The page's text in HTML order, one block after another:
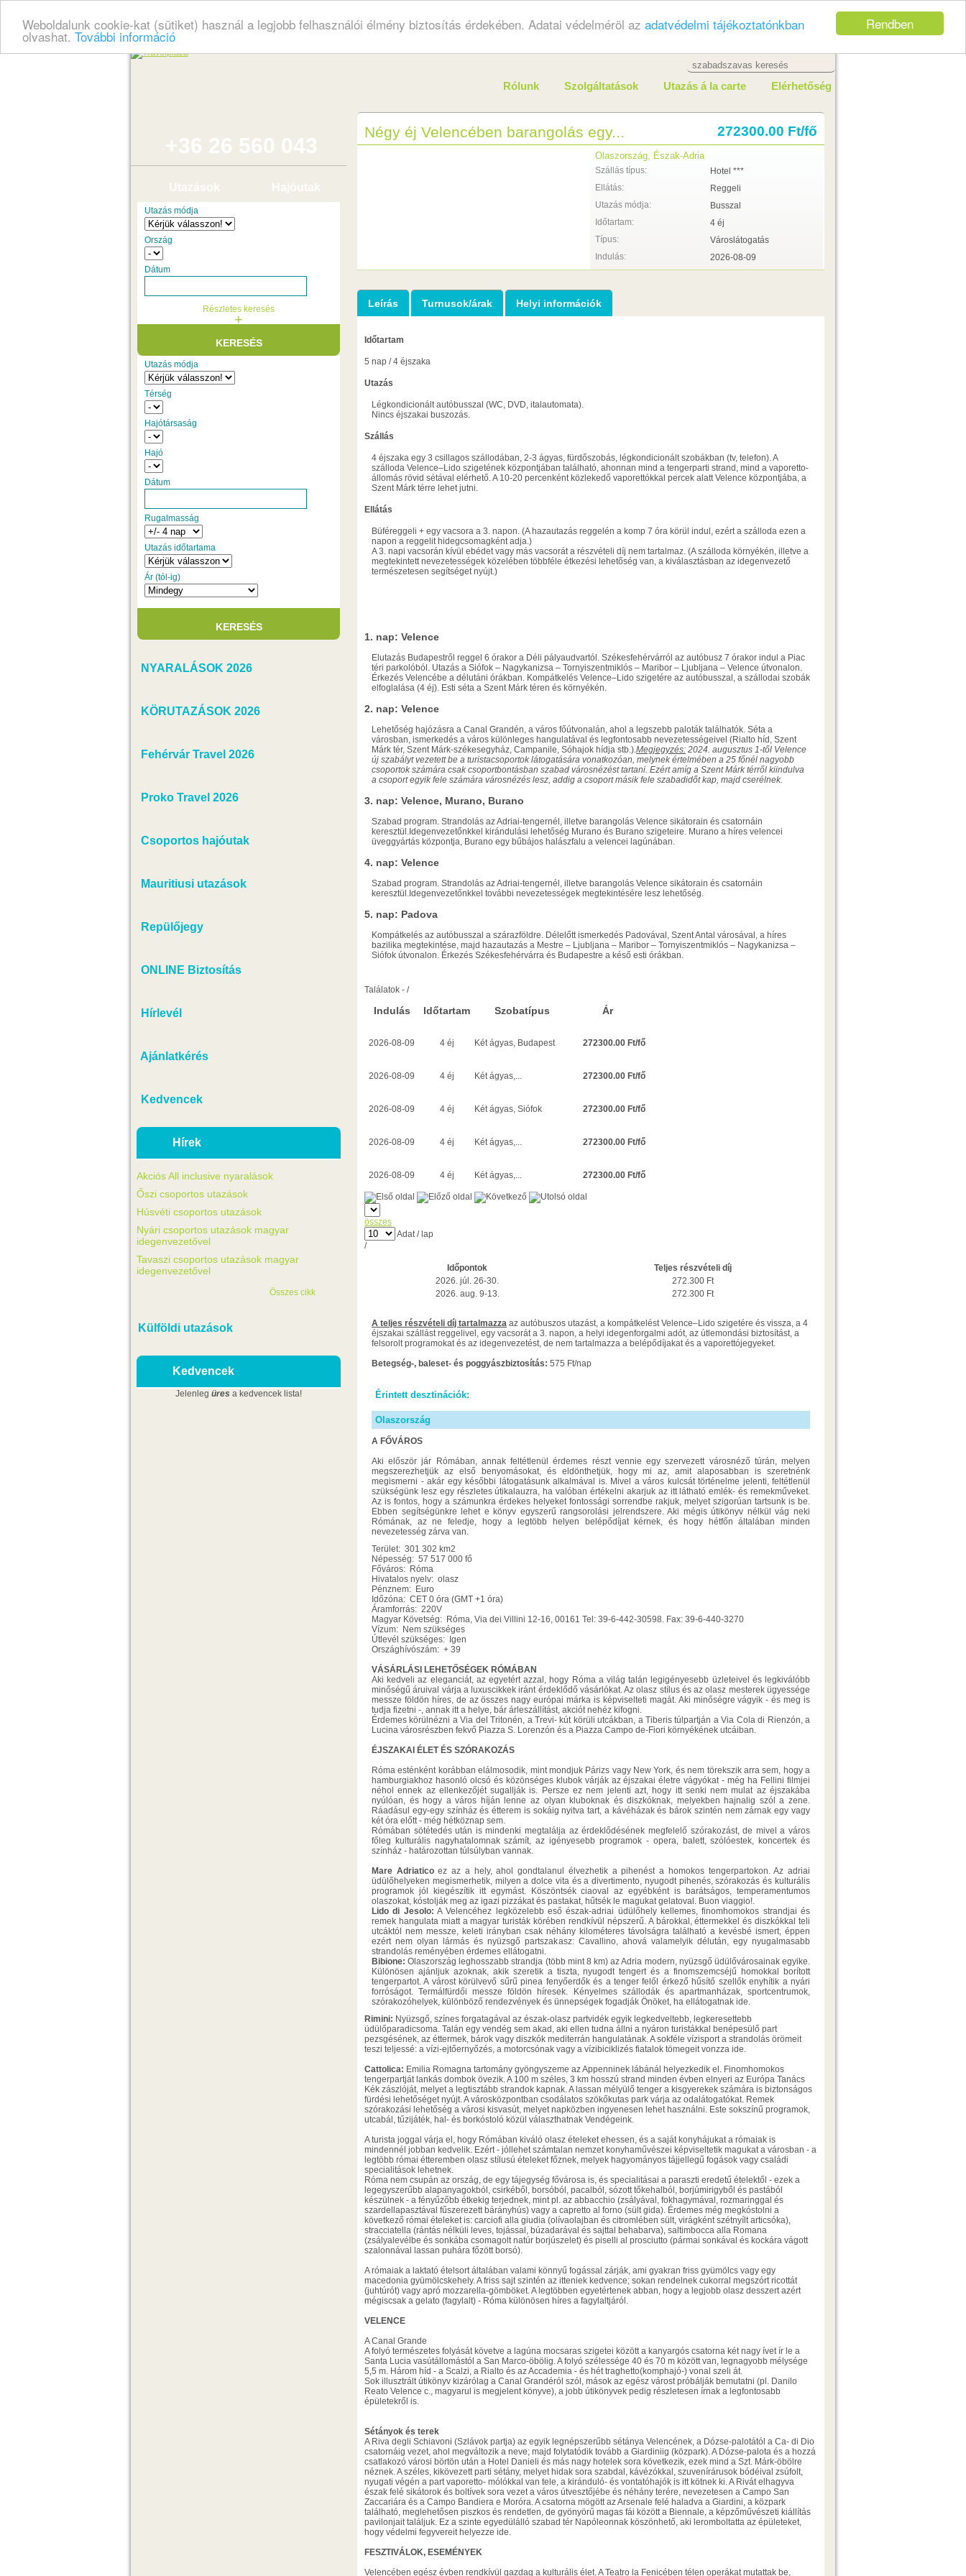
Rendben
Weboldalunk cookie-kat (sütiket) használ a legjobb felhasználói élmény biztosítás érdekében. Adatai védelméröl az adatvédelmi tájékoztatónkban
olvashat. További információ
Rólunk Szolgáltatások Utazás á la carte Elérhetőség
+36 26 560 043
Utazások Hajóutak
Utazás módja
Ország
Dátum
Részletes keresés
+
Utazás módja
Térség
Hajótársaság
Hajó
Dátum
Rugalmasság
Utazás időtartama
Ár (tól-ig)
NYARALÁSOK 2026
KÖRUTAZÁSOK 2026
Fehérvár Travel 2026
Proko Travel 2026
Csoportos hajóutak
Mauritiusi utazások
Repülőjegy
ONLINE Biztosítás
Hírlevél
Ajánlatkérés
Kedvencek
Hírek
Akciós All inclusive nyaralások
Őszi csoportos utazások
Húsvéti csoportos utazások
Nyári csoportos utazások magyar
idegenvezetővel
Tavaszi csoportos utazások magyar
idegenvezetővel
Összes cikk
Külföldi utazások
Kedvencek
Jelenleg üres a kedvencek lista!
Négy éj Velencében barangolás egy... 272300.00 Ft/fő
Olaszország, Észak-Adria
Szállás típus:
Hotel ***
Ellátás:
Reggeli
Utazás módja:
Busszal
Időtartam:
4 éj
Típus:
Városlátogatás
Indulás:
2026-08-09
Leírás Turnusok/árak Helyi információk
Időtartam
5 nap / 4 éjszaka
Utazás
Légkondicionált autóbusszal (WC, DVD, italautomata).
Nincs éjszakai buszozás.
Szállás
4 éjszaka egy 3 csillagos szállodában, 2-3 ágyas, fürdőszobás, légkondicionált szobákban (tv, telefon). A
szálloda Velence–Lido szigetének központjában található, ahonnan mind a tengerparti strand, mind a vaporetto-
állomás rövid sétával elérhető. A 10-20 percenként közlekedő vaporettókkal percek alatt Velence központjába, a
Szent Márk térre lehet jutni.
Ellátás
Büféreggeli + egy vacsora a 3. napon. (A hazautazás reggelén a komp 7 óra körül indul, ezért a szálloda ezen a
napon a reggelit hidegcsomagként adja.)
A 3. napi vacsorán kívül ebédet vagy más vacsorát a részvételi díj nem tartalmaz. (A szálloda környékén, illetve a
megtekintett nevezetességek közelében többféle étkezési lehetőség van, a kiválasztásban az idegenvezető
természetesen segítséget nyújt.)
1. nap: Velence
Elutazás Budapestről reggel 6 órakor a Déli pályaudvartól. Székesfehérvárról az autóbusz 7 órakor indul a Piac
téri parkolóból. Utazás a Siófok – Nagykanizsa – Tornyiszentmiklós – Maribor – Ljubljana – Velence útvonalon.
Érkezés Velencébe a délutáni órákban. Kompátkelés Velence–Lido szigetére az autóbusszal, a szállodai szobák
elfoglalása (4 éj). Esti séta a Szent Márk téren és környékén.
2. nap: Velence
Lehetőség hajózásra a Canal Grandén, a város főútvonalán, ahol a legszebb paloták találhatók. Séta a
városban, ismerkedés a város különleges hangulatával és legfontosabb nevezetességeivel (Rialto híd, Szent
Márk tér, Szent Márk-székesegyház, Campanile, Sóhajok hídja stb.). Megjegyzés: 2024. augusztus 1-től Velence
új szabályt vezetett be a turistacsoportok látogatására vonatkozóan, melynek értelmében a 25 főnél nagyobb
csoportok számára csak csoportbontásban szabad városnézést tartani. Ezért amíg a Szent Márk térről kiindulva
a csoport egyik fele számára városnézés lesz, addig a csoport másik fele szabadidőt kap, majd cserélnek.
3. nap: Velence, Murano, Burano
Szabad program. Strandolás az Adriai-tengernél, illetve barangolás Velence sikátorain és csatornáin
keresztül.Idegenvezetőnkkel kirándulási lehetőség Murano és Burano szigeteire. Murano a híres velencei
üveggyártás központja, Burano egy bűbájos halászfalu a velencei lagúnában.
4. nap: Velence
Szabad program. Strandolás az Adriai-tengernél, illetve barangolás Velence sikátorain és csatornáin
keresztül.Idegenvezetőnkkel további nevezetességek megtekintésére lesz lehetőség.
5. nap: Padova
Kompátkelés az autóbusszal a szárazföldre. Délelőtt ismerkedés Padovával, Szent Antal városával, a híres
bazilika megtekintése, majd hazautazás a Mestre – Ljubljana – Maribor – Tornyiszentmiklós – Nagykanizsa –
Siófok útvonalon. Érkezés Székesfehérvárra és Budapestre a késő esti órákban.
Találatok - /
Indulás Időtartam Szobatípus Ár
2026-08-09 4 éj Két ágyas, Budapest 272300.00 Ft/fő
2026-08-09 4 éj Két ágyas,... 272300.00 Ft/fő
2026-08-09 4 éj Két ágyas, Siófok 272300.00 Ft/fő
2026-08-09 4 éj Két ágyas,... 272300.00 Ft/fő
2026-08-09 4 éj Két ágyas,... 272300.00 Ft/fő
összes
Adat / lap
/
Időpontok
Teljes részvételi díj
2026. júl. 26-30.
272.300 Ft
2026. aug. 9-13.
272.300 Ft
A teljes részvételi díj tartalmazza az autóbuszos utazást, a kompátkelést Velence–Lido szigetére és vissza, a 4
éjszakai szállást reggelivel, egy vacsorát a 3. napon, a helyi idegenforgalmi adót, az útlemondási biztosítást, a
felsorolt programokat és az idegenvezetést, de nem tartalmazza a belépődíjakat és a vaporettójegyeket.
Betegség-, baleset- és poggyászbiztosítás: 575 Ft/nap
Érintett desztinációk:
Olaszország
A FŐVÁROS
Aki először jár Rómában, annak feltétlenül érdemes részt vennie egy szervezett városnéző túrán, melyen
megszerezhetjük az első benyomásokat, és eldönthetjük, hogy mi az, amit alaposabban is szeretnénk
megismerni - akár egy későbbi látogatásunk alkalmával is. Mivel a város kulcsát történelme jelenti, feltétlenül
szükségünk lesz egy részletes útikalauzra, ha valóban értékelni akarjuk az itt látható emlék- és remekműveket.
Az is fontos, hogy a számunkra érdekes helyeket fontossági sorrendbe rakjuk, melyet szigorúan tartsunk is be.
Ebben segítségünkre lehet e könyv egyszerű rangsorolási jelrendszere. Aki mégis útikönyv nélkül vág neki
Rómának, az ne feledje, hogy a legtöbb helyen belépődíjat kérnek, és hogy hétfőn általában minden
nevezetesség zárva van.
Terület: 301 302 km2
Népesség: 57 517 000 fő
Főváros: Róma
Hivatalos nyelv: olasz
Pénznem: Euro
Időzóna: CET 0 óra (GMT +1 óra)
Áramforrás: 220V
Magyar Követség: Róma, Via dei Villini 12-16, 00161 Tel: 39-6-442-30598. Fax: 39-6-440-3270
Vízum: Nem szükséges
Útlevél szükséges: Igen
Országhívószám: + 39
VÁSÁRLÁSI LEHETŐSÉGEK RÓMÁBAN
Aki kedveli az eleganciát, az egyetért azzal, hogy Róma a világ talán legigényesebb üzleteivel és legkiválóbb
minőségű áruival várja a luxuscikkek iránt érdeklődő vásárlókat. Az olasz stílus és az olasz mesterek ügyessége
messze földön híres, de az összes nagy európai márka is képviselteti magát. Aki minőségre vágyik - és meg is
tudja fizetni -, annak itt a helye, bár árleszállítást, akciót nehéz kifogni.
Érdemes körülnézni a Via del Tritonén, a Trevi- kút körüli utcákban, a Tiberis túlpartján a Via Cola di Rienzón, a
Lucina városrészben fekvő Piazza S. Lorenzón és a Piazza Campo de-Fiori környékének utcáiban.
ÉJSZAKAI ÉLET ÉS SZÓRAKOZÁS
Róma esténként korábban elálmosodik, mint mondjuk Párizs vagy New York, és nem törekszik arra sem, hogy a
hamburgiakhoz hasonló olcsó és közönséges klubok várják az éjszakai életre vágyókat - még ha Fellini filmjei
néhol ennek az ellenkezőjét sugallják is. Persze ez nem jelenti azt, hogy itt senki nem mulat az éjszakába
nyúlóan, és hogy a város híján lenne az olyan kluboknak és diszkóknak, melyekben hajnalig szól a zene.
Ráadásul egy-egy színház és étterem is sokáig nyitva tart, a kávéházak és bárok szintén nem zárnak egy vagy
két óra előtt - még hétköznap sem.
Rómában sötétedés után is mindenki megtalálja az érdeklődésének megfelelő szórakozást, de mivel a város
főleg kulturális nagyhatalomnak számít, az igényesebb programok - opera, balett, szólóestek, koncertek és
színház - határozottan túlsúlyban vannak.
Mare Adriaticoez az a hely, ahol gondtalanul élvezhetik a pihenést a homokos tengerpartokon. Az adriai
üdülőhelyeken megismerhetik, milyen a dolce vita és a divertimento, nyugodt pihenés, szórakozás és kulturális
programok jól kiegészítik itt egymást. Köszöntsék ciaoval az egyébként is barátságos, temperamentumos
olaszokat, kóstolják meg az igazi pizzákat és pastakat, hűtsék le magukat gelatoval. Buon viaggio!.
Lido di Jesolo: A Velencéhez legközelebb eső észak-adriai üdülőhely kellemes, finomhomokos strandjai és
remek hangulata miatt a magyar turisták körében rendkívül népszerű. A bárokkal, éttermekkel és diszkókkal teli
utcáktól nem messze, keleti irányban csak néhány kilométeres távolságra található a kevésbé ismert, éppen
ezért nem olyan lármás és nyüzsgő partszakasz: Cavallino, ahová valamelyik délután, egy nyugalmasabb
strandolás reményében érdemes ellátogatni.
Bibione: Olaszország leghosszabb strandja (több mint 8 km) az Adria modern, nyüzsgő üdülővárosainak egyike.
Különösen ajánljuk azoknak, akik szeretik a tiszta, nyugodt tengert és a finomszemcséjű homokkal borított
tengerpartot. A várost körülvevő sűrű pinea fenyőerdők és a tenger felől érkező hűsítő szellők enyhítik a nyári
forróságot. Termálfürdői messze földön híresek. Kényelmes szállodák és apartmanházak, sportcentrumok,
szórakozóhelyek, különböző rendezvények és ünnepségek fogadják Önöket, ha ellátogatnak ide.
Rimini: Nyüzsgő, színes forgatagával az észak-olasz partvidék egyik legkedveltebb, legkeresettebb
üdülőparadicsoma. Talán egy vendég sem akad, aki ellen tudna állni a nyáron turistákkal benépesülő part
pezsgésének, az éttermek, bárok vagy diszkók mediterrán hangulatának. A sokféle vízisport a strandolás örömeit
teszi teljessé: a vízi-ejtőernyőzés, a motorcsónak vagy a vízibiciklizés fiatalok tömegeit vonzza ide.
Cattolica: Emilia Romagna tartomány gyöngyszeme az Appenninek lábánál helyezkedik el. Finomhomokos
tengerpartját lankás dombok övezik. A 100 m széles, 3 km hosszú strand minden évben elnyeri az Európa Tanács
Kék zászlóját, melyet a legtisztább strandok kapnak. A lassan mélyülő tenger a kisgyerekek számára is biztonságos
fürdési lehetőséget nyújt. A városközpontban csodálatos szökőkutas park várja az odalátogatókat. Remek
szórakozási lehetőség a városi kisvasút, melyet napközben ingyenesen lehet használni. Este sokszínű programok,
utcabál, tűzijáték, hal- és borkóstoló közül választhatnak Vendégeink.
A turista joggal várja el, hogy Rómában kiváló olasz ételeket ehessen, és a saját konyhájukat a rómaiak is
mindennél jobban kedvelik. Ezért - jóllehet számtalan nemzet konyhaművészei képviseltetik magukat a városban - a
legtöbb római étteremben olasz stílusú ételeket főznek, melyek hagyományos tájjellegű fogások vagy családi
specialitások lehetnek.
Róma nem csupán az ország, de egy tájegység fővárosa is, és specialitásai a paraszti eredetű ételektől - ezek a
legegyszerűbb alapanyagokból, csirkéből, borsóból, pacalból, sózott tőkehalból, borjúmirigyből és pastából
készülnek - a fényűzőbb étkekig terjednek, mint pl. az abbacchio (zsályával, fokhagymával, rozmaringgal és
szardellapasztával fűszerezett bárányhús) vagy a capretto al forno (sült gida). Érdemes még megkóstolni a
következő római ételeket is: carciofi alla giudia (olívaolajban és citromlében sült, virágként szétnyílt articsóka),
stracciatella (rántás nélküli leves, tojással, búzadarával és sajttal behabarva), saltimbocca alla Romana
(zsályalevélbe és sonkába csomagolt natúr borjúszelet) és piselli al prosciutto (pármai sonkával és kockára vágott
szalonnával lassan puhára főzött borsó).
A rómaiak a laktató ételsort általában valami könnyű fogással zárják, ami gyakran friss gyümölcs vagy egy
macedonia gyümölcskehely. A friss sajt szintén az itteniek kedvence; sokan rendelnek cukorral megszórt ricottát
(juhtúrót) vagy apró mozzarella-gömböket. A legtöbben egyetértenek abban, hogy a legjobb olasz desszert azért
mégiscsak a gelato (fagylalt) - Róma különösen híres a fagylaltjáról.
VELENCE
A Canal Grande
A folyó természetes folyását követve a lagúna mocsaras szigetei között a kanyargós csatorna két nagy ívet ír le a
Santa Lucia vasútállomástól a San Marco-öbölig. A folyó szélessége 40 és 70 m között van, legnagyobb mélysége
5,5 m. Három híd - a Scalzi, a Rialto és az Accademia - és hét traghetto(komphajó-) vonal szeli át.
Sok illusztrált útikönyv kizárólag a Canal Grandéról szól, mások az egész várost próbálják bemutatni (pl. Danilo
Reato Velence c., magyarul is megjelent könyve), a jobb útikönyvek pedig részletesen írnak a legfontosabb
épületekről is.
Sétányok és terek
A Riva degli Schiavoni (Szlávok partja) az egyik legnépszerűbb sétánya Velencének, a Dózse-palotától a Ca- di Dio
csatornáig vezet, ahol megváltozik a neve; majd folytatódik tovább a Giardiniig (közpark). A Dózse-palota és a hozzá
csatlakozó városi börtön után a Hotel Danieli és más nagy hotelek sora következik, ezek mind a Szt. Márk-öbölre
néznek. A széles, kikövezett parti sétány, melyet hidak sora szabdal, kávézókkal, szuvenírárusok bódéival zsúfolt,
nyugati végén a part vaporetto- mólókkal van tele, a kiránduló- és vontatóhajók is itt kötnek ki. A Rivát elhagyva
észak felé sikátorok és boltívek sora vezet a város útvesztőjébe és néhány terére, nevezetesen a Campo San
Zaccariára és a Campo Bandiera e Moróra. A csatorna mögött az Arsenale felé haladva a Giardini, a közpark
található, meglehetősen piszkos és rendetlen, de gyönyörű magas fái között a Biennale, a képzőművészeti kiállítás
pavilonjait találjuk. Ez a szinte egyedülálló szabad tér Napóleonnak köszönhető, aki leromboltatta az épületeket,
hogy védelmi fegyvereit helyezze ide.
FESZTIVÁLOK, ESEMÉNYEK
Velencében egész évben rendkívül gazdag a kulturális élet. A Teatro la Fenicében télen operákat mutattak be,